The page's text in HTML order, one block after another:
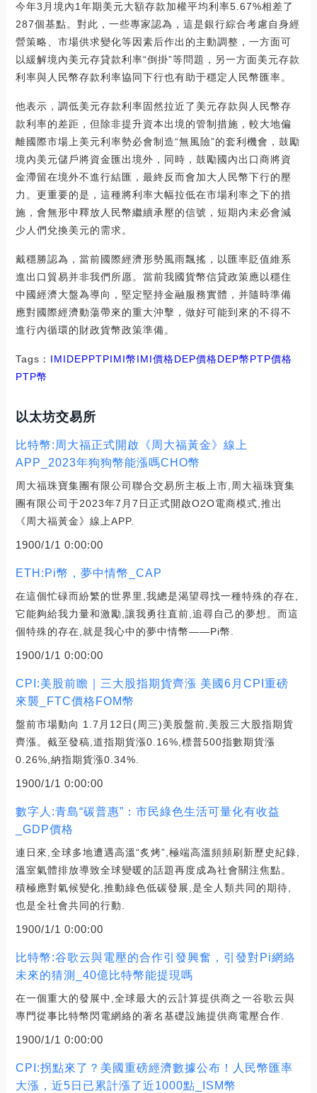
今年3月境內1年期美元大額存款加權平均利率5.67%相差了
287個基點。對此，一些專家認為，這是銀行綜合考慮自身經
營策略、市場供求變化等因素后作出的主動調整，一方面可
以緩解境內美元存貸款利率“倒掛”等問題，另一方面美元存款
利率與人民幣存款利率協同下行也有助于穩定人民幣匯率。
他表示，調低美元存款利率固然拉近了美元存款與人民幣存
款利率的差距，但除非提升資本出境的管制措施，較大地偏
離國際市場上美元利率勢必會制造“無風險”的套利機會，鼓勵
境內美元儲戶將資金匯出境外，同時，鼓勵國內出口商將資
金滯留在境外不進行結匯，最終反而會加大人民幣下行的壓
力。更重要的是，這種將利率大幅拉低在市場利率之下的措
施，會無形中釋放人民幣繼續承壓的信號，短期內未必會減
少人們兌換美元的需求。
戴穩勝認為，當前國際經濟形勢風雨飄搖，以匯率貶值維系
進出口貿易并非我們所愿。當前我國貨幣信貸政策應以穩住
中國經濟大盤為導向，堅定堅持金融服務實體，并隨時準備
應對國際經濟動蕩帶來的重大沖擊，做好可能到來的不得不
進行內循環的財政貨幣政策準備。
Tags： IMIDEPPTPIMI幣IMI價格DEP價格DEP幣PTP價格
PTP幣
以太坊交易所
比特幣:周大福正式開啟《周大福黃金》線上
APP_2023年狗狗幣能漲嗎CHO幣
周大福珠寶集團有限公司聯合交易所主板上市,周大福珠寶集
團有限公司于2023年7月7日正式開啟O2O電商模式,推出
《周大福黃金》線上APP.
1900/1/1 0:00:00
ETH:Pi幣，夢中情幣_CAP
在這個忙碌而紛繁的世界里,我總是渴望尋找一種特殊的存在,
它能夠給我力量和激勵,讓我勇往直前,追尋自己的夢想。而這
個特殊的存在,就是我心中的夢中情幣——Pi幣.
1900/1/1 0:00:00
CPI:美股前瞻｜三大股指期貨齊漲 美國6月CPI重磅
來襲_FTC價格FOM幣
盤前市場動向 1.7月12日(周三)美股盤前,美股三大股指期貨
齊漲。截至發稿,道指期貨漲0.16%,標普500指數期貨漲
0.26%,納指期貨漲0.34%.
1900/1/1 0:00:00
數字人:青島“碳普惠”：市民綠色生活可量化有收益
_GDP價格
連日來,全球多地遭遇高溫“炙烤”,極端高溫頻頻刷新歷史紀錄,
溫室氣體排放導致全球變暖的話題再度成為社會關注焦點。
積極應對氣候變化,推動綠色低碳發展,是全人類共同的期待,
也是全社會共同的行動.
1900/1/1 0:00:00
比特幣:谷歌云與電壓的合作引發興奮，引發對Pi網絡
未來的猜測_40億比特幣能提現嗎
在一個重大的發展中,全球最大的云計算提供商之一谷歌云與
專門從事比特幣閃電網絡的著名基礎設施提供商電壓合作.
1900/1/1 0:00:00
CPI:拐點來了？美國重磅經濟數據公布！人民幣匯率
大漲，近5日已累計漲了近1000點_ISM幣